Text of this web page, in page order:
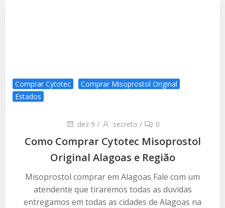
Comprar Cytotec
Comprar Misoprostol Original
Estados
dez 9 / secreto / 0
Como Comprar Cytotec Misoprostol
Original Alagoas e Região
Misoprostol comprar em Alagoas Fale com um
atendente que tiraremos todas as duvidas
entregamos em todas as cidades de Alagoas na